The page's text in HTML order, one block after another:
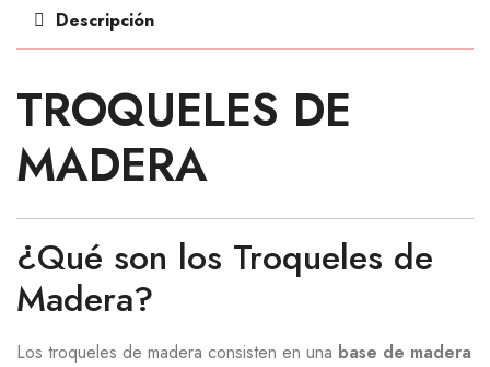
Descripción
TROQUELES DE
MADERA
¿Qué son los Troqueles de
Madera?
Los troqueles de madera consisten en una base de madera